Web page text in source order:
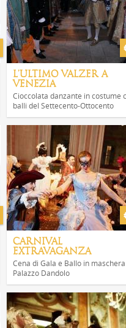
L'ULTIMO VALZER A
VENEZIA
Cioccolata danzante in costume
balli del Settecento-Ottocento
CARNIVAL
EXTRAVAGANZA
Cena di Gala e Ballo in
Palazzo Dandolo